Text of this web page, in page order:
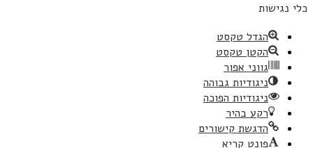
כלי נגישות
הגדל טקסט
הקטן טקסט
גווני אפור
ניגודיות גבוהה
ניגודיות הפוכה
רקע בהיר
הדגשת קישורים
פונט קריא